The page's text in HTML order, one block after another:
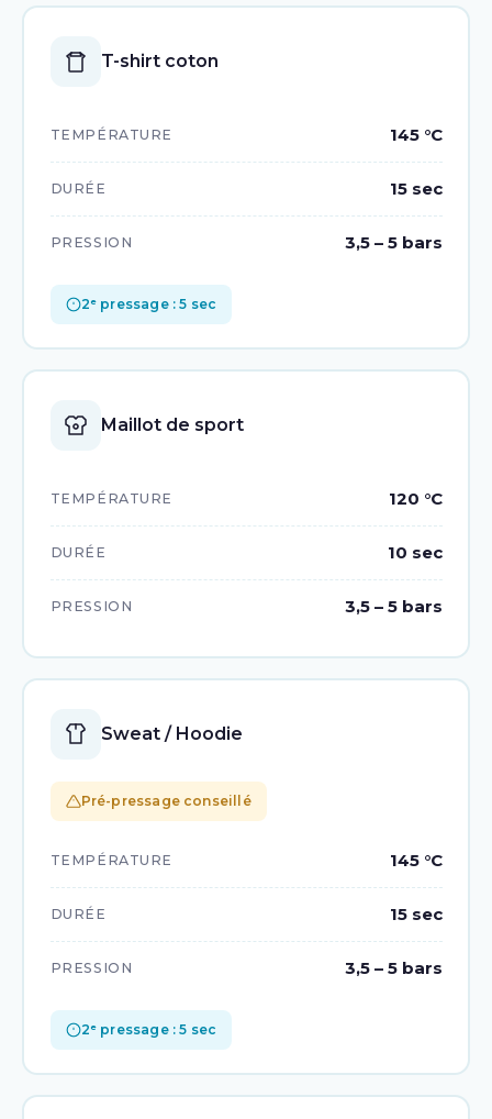
T-shirt coton
TEMPÉRATURE 145 °C
DURÉE 15 sec
PRESSION 3,5 – 5 bars
2ᵉ pressage : 5 sec
Maillot de sport
TEMPÉRATURE 120 °C
DURÉE 10 sec
PRESSION 3,5 – 5 bars
Sweat / Hoodie
Pré-pressage conseillé
TEMPÉRATURE 145 °C
DURÉE 15 sec
PRESSION 3,5 – 5 bars
2ᵉ pressage : 5 sec